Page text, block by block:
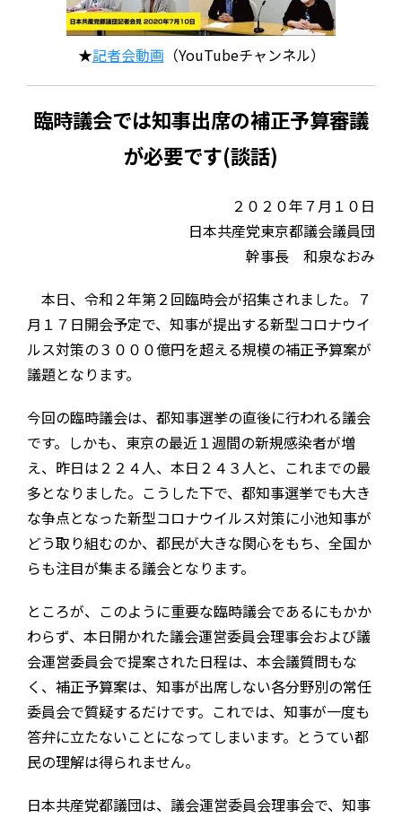
★記者会動画 （YouTubeチャンネル）
臨時議会では知事出席の補正予算審議
が必要です(談話)
２０２０年７月１０日
日本共産党東京都議会議員団
幹事長 和泉なおみ
本日、令和２年第２回臨時会が招集されました。７
月１７日開会予定で、知事が提出する新型コロナウイ
ルス対策の３０００億円を超える規模の補正予算案が
議題となります。
今回の臨時議会は、都知事選挙の直後に行われる議会
です。しかも、東京の最近１週間の新規感染者が増
え、昨日は２２４人、本日２４３人と、これまでの最
多となりました。こうした下で、都知事選挙でも大き
な争点となった新型コロナウイルス対策に小池知事が
どう取り組むのか、都民が大きな関心をもち、全国か
らも注目が集まる議会となります。
ところが、このように重要な臨時議会であるにもかか
わらず、本日開かれた議会運営委員会理事会および議
会運営委員会で提案された日程は、本会議質問もな
く、補正予算案は、知事が出席しない各分野別の常任
委員会で質疑するだけです。これでは、知事が一度も
答弁に立たないことになってしまいます。とうてい都
民の理解は得られません。
日本共産党都議団は、議会運営委員会理事会で、知事